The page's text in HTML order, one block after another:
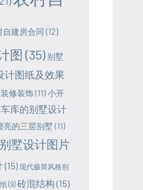
自建房合同 (12)
图 (35) 别墅
计图纸及效果
修装饰(11)小开
库的别墅设计
亮的三层别墅 (11)
墅设计图片
(15) 现代极简风格别
(9) 砖混结构 (15)